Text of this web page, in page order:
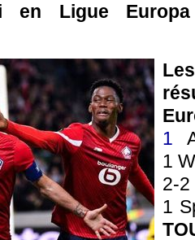
en Ligue
1
1
2-
1